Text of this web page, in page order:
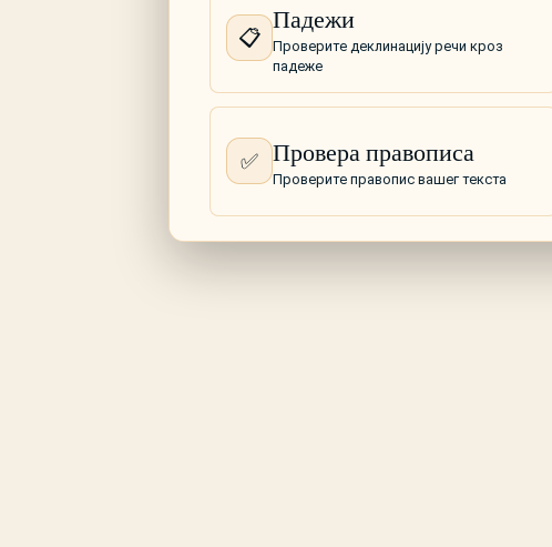
📋
Падежи
Проверите деклинацију речи кроз
падеже
✅ Провера правописа
Проверите правопис вашег текста